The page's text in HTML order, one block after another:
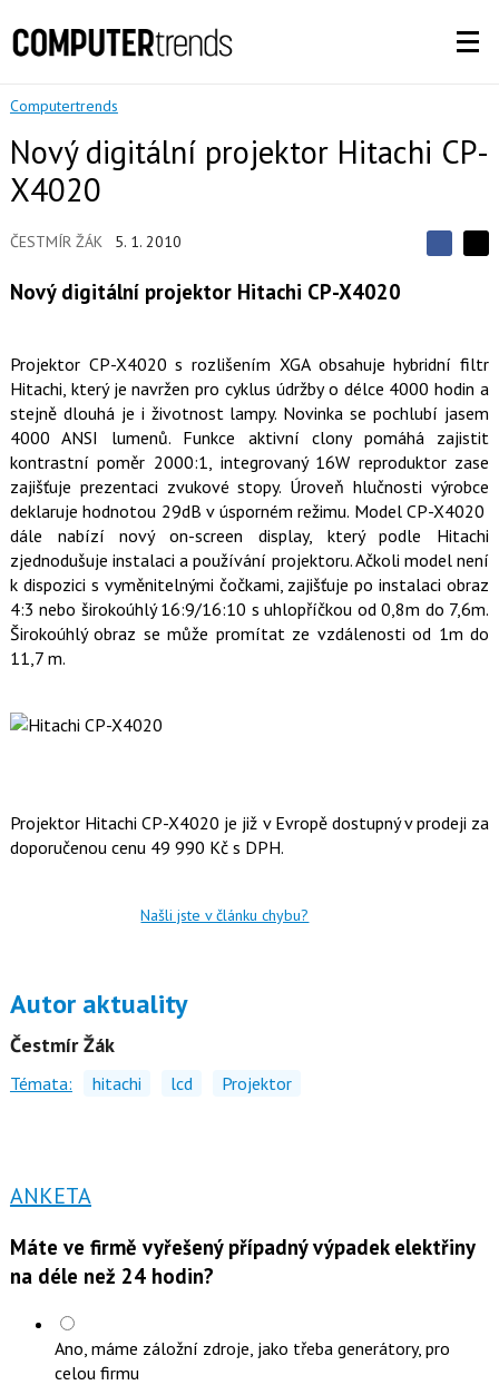
Computertrends
Nový digitální projektor Hitachi CP-
X4020
ČESTMÍR ŽÁK 5. 1. 2010
S
e
t
S
t
e
n
F
a
c
b
o
k
u
t
n
a
s
í
t
X
Nový digitální projektor Hitachi CP-X4020
Projektor CP-X4020 s rozlišením XGA obsahuje hybridní filtr
Hitachi, který je navržen pro cyklus údržby o délce 4000 hodin a
stejně dlouhá je i životnost lampy. Novinka se pochlubí jasem
4000 ANSI lumenů. Funkce aktivní clony pomáhá zajistit
kontrastní poměr 2000:1, integrovaný 16W reproduktor zase
zajišťuje prezentaci zvukové stopy. Úroveň hlučnosti výrobce
deklaruje hodnotou 29dB v úsporném režimu. Model CP-X4020
dále nabízí nový on-screen display, který podle Hitachi
zjednodušuje instalaci a používání projektoru. Ačkoli model není
k dispozici s vyměnitelnými čočkami, zajišťuje po instalaci obraz
4:3 nebo širokoúhlý 16:9/16:10 s uhlopříčkou od 0,8m do 7,6m.
Širokoúhlý obraz se může promítat ze vzdálenosti od 1m do
11,7 m.
Projektor Hitachi CP-X4020 je již v Evropě dostupný v prodeji za
doporučenou cenu 49 990 Kč s DPH.
Našli jste v článku chybu?
Autor aktuality
Čestmír Žák
Témata: hitachi lcd Projektor
ANKETA
Máte ve firmě vyřešený případný výpadek elektřiny
na déle než 24 hodin?
Ano, máme záložní zdroje, jako třeba generátory, pro
celou firmu